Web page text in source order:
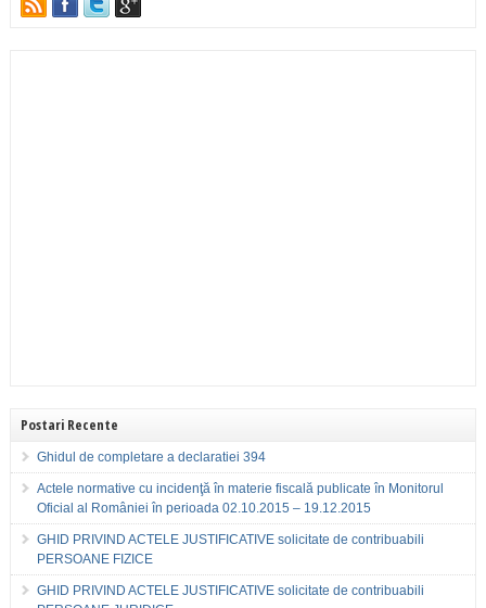
Postari Recente
Ghidul de completare a declaratiei 394
Actele normative cu incidenţă în materie fiscală publicate în Monitorul
Oficial al României în perioada 02.10.2015 – 19.12.2015
GHID PRIVIND ACTELE JUSTIFICATIVE solicitate de contribuabili
PERSOANE FIZICE
GHID PRIVIND ACTELE JUSTIFICATIVE solicitate de contribuabili